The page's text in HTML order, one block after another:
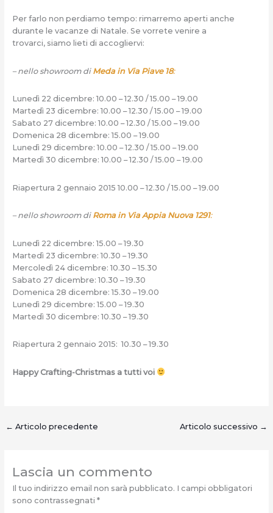
Per farlo non perdiamo tempo: rimarremo aperti anche
durante le vacanze di Natale. Se vorrete venire a
trovarci, siamo lieti di accogliervi:
– nello showroom di Meda in Via Piave 18:
Lunedì 22 dicembre: 10.00 – 12.30 / 15.00 – 19.00
Martedì 23 dicembre: 10.00 – 12.30 / 15.00 – 19.00
Sabato 27 dicembre: 10.00 – 12.30 / 15.00 – 19.00
Domenica 28 dicembre: 15.00 – 19.00
Lunedì 29 dicembre: 10.00 – 12.30 / 15.00 – 19.00
Martedì 30 dicembre: 10.00 – 12.30 / 15.00 – 19.00
Riapertura 2 gennaio 2015 10.00 – 12.30 / 15.00 – 19.00
– nello showroom di Roma in Via Appia Nuova 1291:
Lunedì 22 dicembre: 15.00 – 19.30
Martedì 23 dicembre: 10.30 – 19.30
Mercoledì 24 dicembre: 10.30 – 15.30
Sabato 27 dicembre: 10.30 – 19.30
Domenica 28 dicembre: 15.30 – 19.00
Lunedì 29 dicembre: 15.00 – 19.30
Martedì 30 dicembre: 10.30 – 19.30
Riapertura 2 gennaio 2015: 10.30 – 19.30
Happy Crafting-Christmas a tutti voi
← Articolo precedente Articolo successivo →
Lascia un commento
Il tuo indirizzo email non sarà pubblicato. I campi obbligatori
sono contrassegnati *